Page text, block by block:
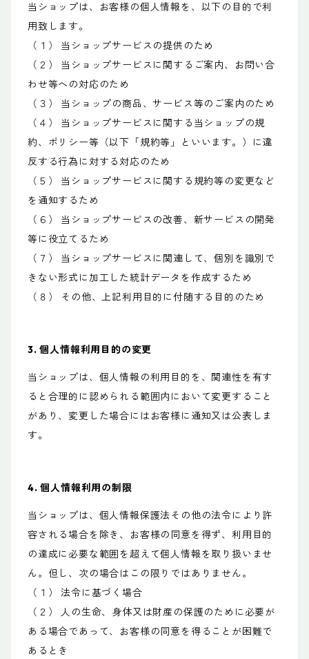
当ショップは、お客様の個人情報を、以下の目的で利
用致します。
（１） 当ショップサービスの提供のため
（２） 当ショップサービスに関するご案内、お問い合
わせ等への対応のため
（３） 当ショップの商品、サービス等のご案内のため
（４） 当ショップサービスに関する当ショップの規
約、ポリシー等（以下「規約等」といいます。）に違
反する行為に対する対応のため
（５） 当ショップサービスに関する規約等の変更など
を通知するため
（６） 当ショップサービスの改善、新サービスの開発
等に役立てるため
（７） 当ショップサービスに関連して、個別を識別で
きない形式に加工した統計データを作成するため
（８） その他、上記利用目的に付随する目的のため
3. 個人情報利用目的の変更
当ショップは、個人情報の利用目的を、関連性を有す
ると合理的に認められる範囲内において変更すること
があり、変更した場合にはお客様に通知又は公表しま
す。
4. 個人情報利用の制限
当ショップは、個人情報保護法その他の法令により許
容される場合を除き、お客様の同意を得ず、利用目的
の達成に必要な範囲を超えて個人情報を取り扱いませ
ん。但し、次の場合はこの限りではありません。
（１） 法令に基づく場合
（２） 人の生命、身体又は財産の保護のために必要が
ある場合であって、お客様の同意を得ることが困難で
あるとき